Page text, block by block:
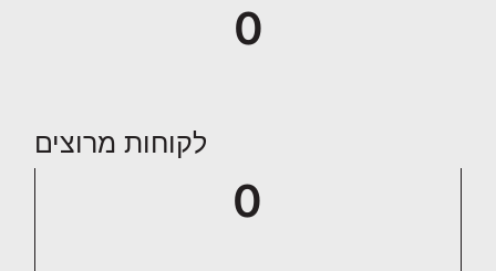
0
לקוחות מרוצים
0